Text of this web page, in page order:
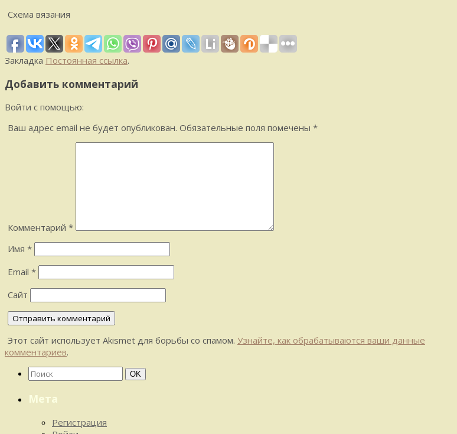
Схема вязания
Закладка Постоянная ссылка.
Добавить комментарий
Войти с помощью:
Ваш адрес email не будет опубликован. Обязательные поля помечены *
Комментарий *
Имя *
Email *
Сайт
Этот сайт использует Akismet для борьбы со спамом. Узнайте, как обрабатываются ваши данные
комментариев.
Найти:
Поиск
OK
Мета
Регистрация